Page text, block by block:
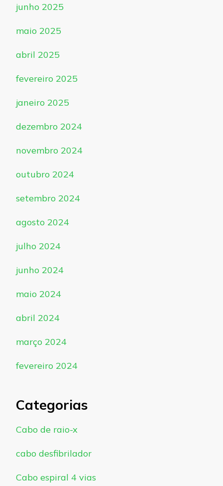
junho 2025
maio 2025
abril 2025
fevereiro 2025
janeiro 2025
dezembro 2024
novembro 2024
outubro 2024
setembro 2024
agosto 2024
julho 2024
junho 2024
maio 2024
abril 2024
março 2024
fevereiro 2024
Categorias
Cabo de raio-x
cabo desfibrilador
Cabo espiral 4 vias